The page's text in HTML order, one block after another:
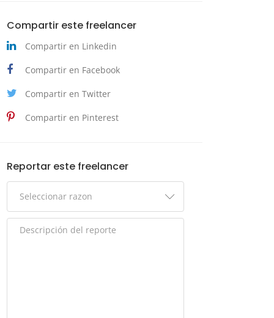
Compartir este freelancer
Compartir en Linkedin
Compartir en Facebook
Compartir en Twitter
Compartir en Pinterest
Reportar este freelancer